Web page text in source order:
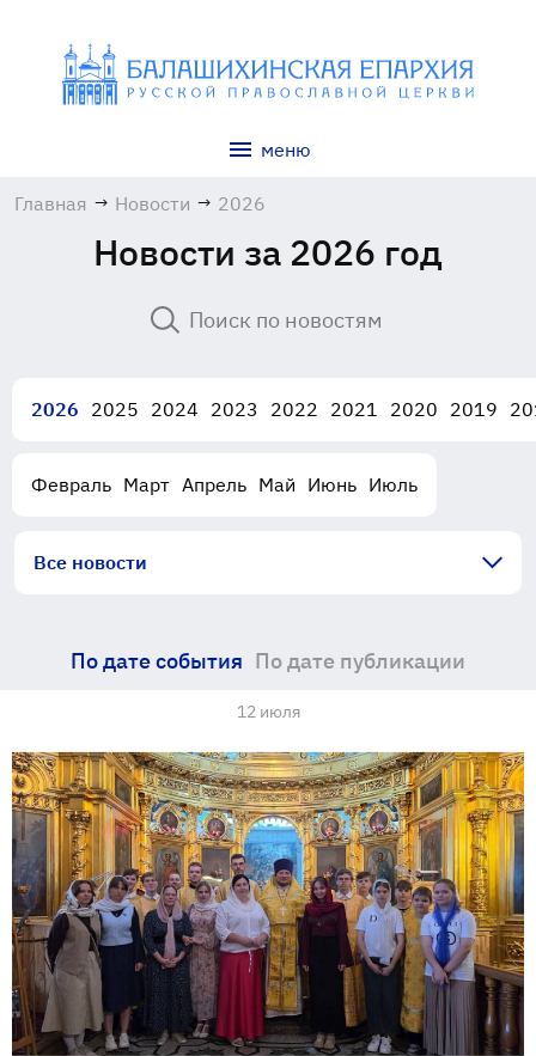
меню
Главная → Новости → 2026
Новости за 2026 год
2026 2025 2024 2023 2022 2021 2020 2019
Февраль Март Апрель Май Июнь Июль
Все новости
По дате события По дате публикации
12 июля